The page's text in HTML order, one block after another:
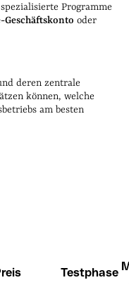
Programme
oder
deren zentrale
können, welche
am besten
Testphase